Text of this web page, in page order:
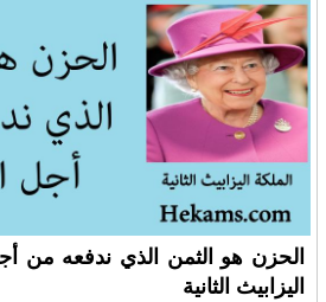
الحزن هو الثمن الذي ندفعه من
اليزابيث الثانية